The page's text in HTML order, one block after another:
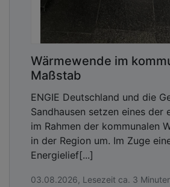
Wärmewende im
Maßstab
ENGIE Deutschland und die
Sandhausen setzen eines der
im Rahmen der kommunalen
in der Region um. Im Zuge
Energielief[...]
03.08.2026, Lesezeit ca. 3